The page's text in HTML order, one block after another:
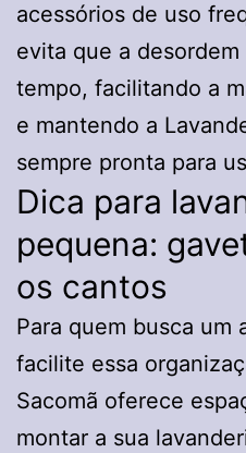
acessórios de uso
evita que a
tempo, facilitando a
e mantendo a
sempre pronta para
Dica para
pequena:
os cantos
Para quem busca um
facilite essa
Sacomã oferece
montar a sua